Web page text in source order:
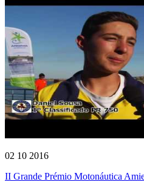
02 10 2016
II Grande Prémio Motonáutica